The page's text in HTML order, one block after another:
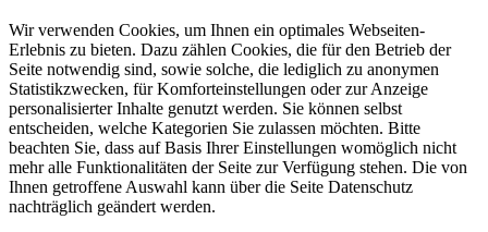
Wir verwenden Cookies, um Ihnen ein optimales Webseiten-
Erlebnis zu bieten. Dazu zählen Cookies, die für den Betrieb der
Seite notwendig sind, sowie solche, die lediglich zu anonymen
Statistikzwecken, für Komforteinstellungen oder zur Anzeige
personalisierter Inhalte genutzt werden. Sie können selbst
entscheiden, welche Kategorien Sie zulassen möchten. Bitte
beachten Sie, dass auf Basis Ihrer Einstellungen womöglich nicht
mehr alle Funktionalitäten der Seite zur Verfügung stehen. Die von
Ihnen getroffene Auswahl kann über die Seite Datenschutz
nachträglich geändert werden.